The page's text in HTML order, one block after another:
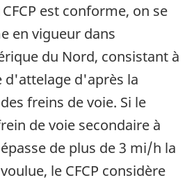
est conforme, on se
en vigueur dans
du Nord, consistant à
d'attelage d'après la
freins de voie. Si le
de voie secondaire à
de plus de 3 mi/h la
le CFCP considère